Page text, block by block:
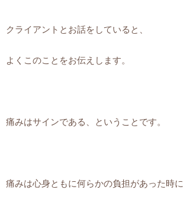
クライアントとお話をしていると、
よくこのことをお伝えします。
痛みはサインである、ということです。
痛みは心身ともに何らかの負担があった時に